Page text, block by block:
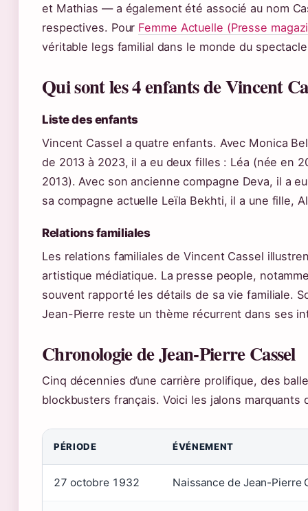
et Mathias — a également été associé au nom
respectives. Pour Femme Actuelle (Presse
véritable legs familial dans le monde du
Qui sont les 4 enfants de Vincent
Liste des enfants
Vincent Cassel a quatre enfants. Avec Monica
de 2013 à 2023, il a eu deux filles : Léa (née en
2013). Avec son ancienne compagne Deva, il a
sa compagne actuelle Leïla Bekhti, il a une fille,
Relations familiales
Les relations familiales de Vincent Cassel
artistique médiatique. La presse people,
souvent rapporté les détails de sa vie familiale.
Jean-Pierre reste un thème récurrent dans ses
Chronologie de Jean-Pierre Cassel
Cinq décennies d’une carrière prolifique, des
blockbusters français. Voici les jalons marquants
PÉRIODE ÉVÉNEMENT
27 octobre 1932 Naissance de Jean-Pierre